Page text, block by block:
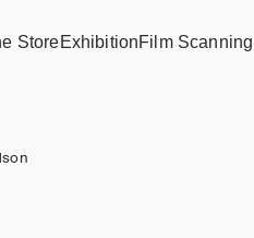
StoreExhibitionFilm Scanning